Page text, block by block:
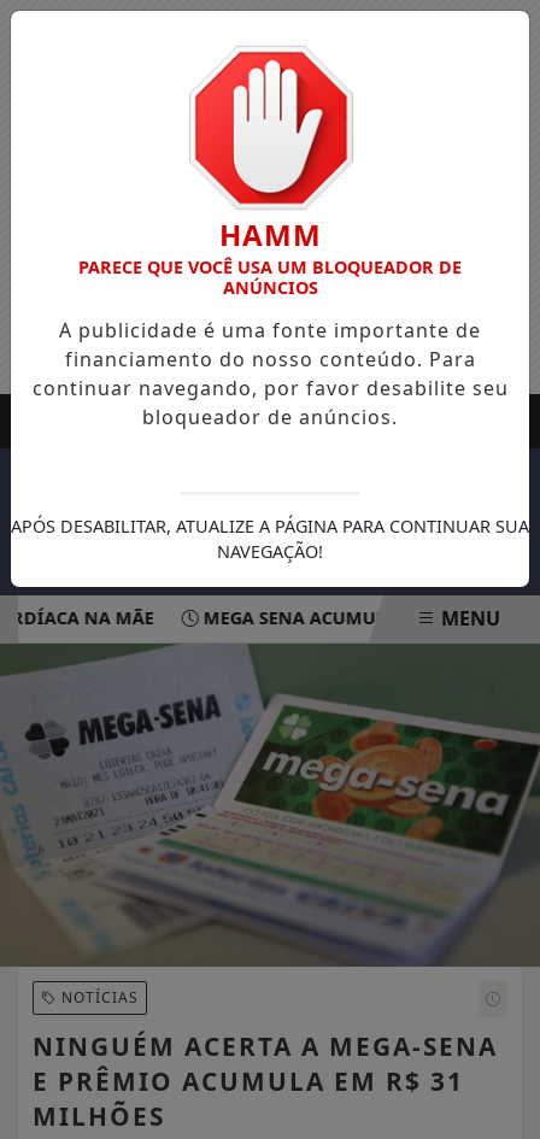
NA MÃE MEGA SENA ACUMULA E PODE PAGAR
EM ALTA
MENU
NOTÍCIAS
NINGUÉM ACERTA A MEGA-SENA
E PRÊMIO ACUMULA EM R$ 31
MILHÕES
HAMM
PARECE QUE VOCÊ USA UM BLOQUEADOR DE
ANÚNCIOS
A publicidade é uma fonte importante de
financiamento do nosso conteúdo. Para
continuar navegando, por favor desabilite seu
bloqueador de anúncios.
APÓS DESABILITAR, ATUALIZE A PÁGINA PARA CONTINUAR SUA
NAVEGAÇÃO!